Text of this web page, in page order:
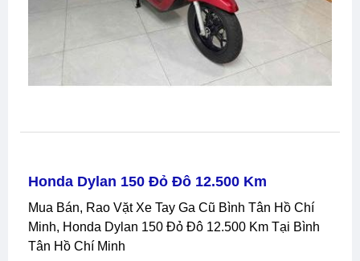
Honda Dylan 150 Đỏ Đô 12.500 Km
Mua Bán, Rao Vặt Xe Tay Ga Cũ Bình Tân Hồ Chí
Minh, Honda Dylan 150 Đỏ Đô 12.500 Km Tại Bình
Tân Hồ Chí Minh